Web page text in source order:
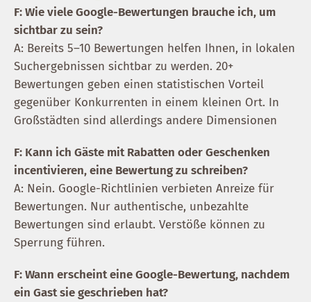
F: Wie viele Google-Bewertungen brauche ich, um
sichtbar zu sein?
A: Bereits 5–10 Bewertungen helfen Ihnen, in lokalen
Suchergebnissen sichtbar zu werden. 20+
Bewertungen geben einen statistischen Vorteil
gegenüber Konkurrenten in einem kleinen Ort. In
Großstädten sind allerdings andere Dimensionen
F: Kann ich Gäste mit Rabatten oder Geschenken
incentivieren, eine Bewertung zu schreiben?
A: Nein. Google-Richtlinien verbieten Anreize für
Bewertungen. Nur authentische, unbezahlte
Bewertungen sind erlaubt. Verstöße können zu
Sperrung führen.
F: Wann erscheint eine Google-Bewertung, nachdem
ein Gast sie geschrieben hat?